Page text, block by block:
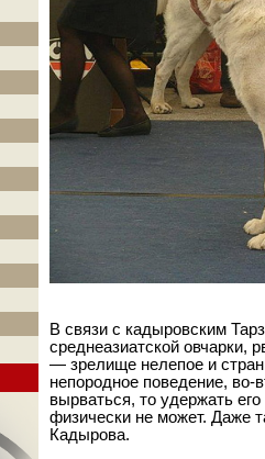
В связи с кадыровским
среднеазиатской овчарки,
— зрелище нелепое и
непородное поведение, во-
вырваться, то удержать
физически не может. Даже
Кадырова.